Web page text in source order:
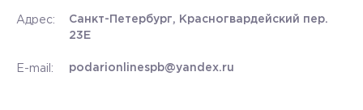
Адрес:
Санкт-Петербург, Красногвардейский пер.
23Е
E-mail: podarionlinespb@yandex.ru